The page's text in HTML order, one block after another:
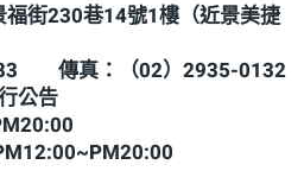
街230巷14號1樓（近景美捷
傳真：（02）2935-0132
公告